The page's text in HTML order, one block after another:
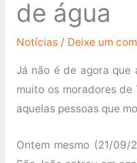
de água
Notícias/ Deixe um
Já não é de agora
muito os moradores de
aquelas pessoas que
Ontem mesmo (21/09/